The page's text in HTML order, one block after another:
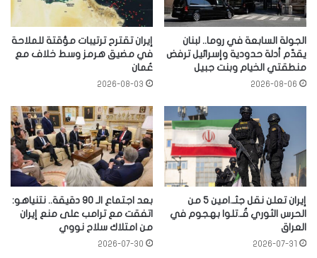
الجولة السابعة في روما.. لبنان
يقدّم أدلة حدودية وإسرائيل ترفض
منطقتي الخيام وبنت جبيل
2026-08-06
إيران تقترح ترتيبات مؤقتة للملاحة
في مضيق هرمز وسط خلاف مع
عُمان
2026-08-03
إيران تعلن نقل جثـ.امين 5 من
الحرس الثوري قُـ.تلوا بهجوم في
العراق
2026-07-31
بعد اجتماع الـ 90 دقيقة.. نتنياهو:
اتفقت مع ترامب على منع إيران
من امتلاك سلاح نووي
2026-07-30